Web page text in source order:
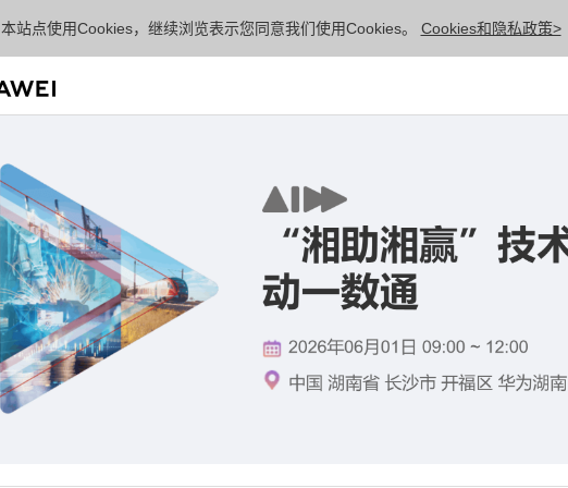
本站点使用Cookies，继续浏览表示您同意我们使用Cookies。 Cookies和隐私政策>